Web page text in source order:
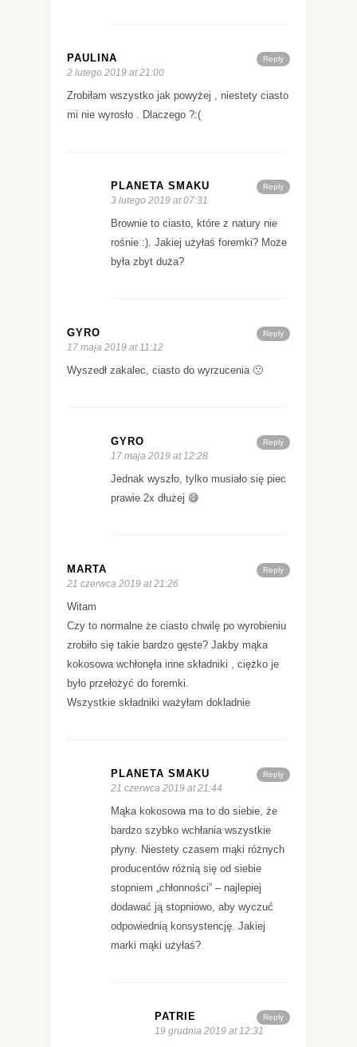
Reply
PAULINA
2 lutego 2019 at 21:00
Zrobiłam wszystko jak powyżej , niestety ciasto
mi nie wyrosło . Dlaczego ?:(
Reply
PLANETA SMAKU
3 lutego 2019 at 07:31
Brownie to ciasto, które z natury nie
rośnie :). Jakiej użyłaś foremki? Może
była zbyt duża?
Reply
GYRO
17 maja 2019 at 11:12
Wyszedł zakalec, ciasto do wyrzucenia 🙁
Reply
GYRO
17 maja 2019 at 12:28
Jednak wyszło, tylko musiało się piec
prawie 2x dłużej 😅
Reply
MARTA
21 czerwca 2019 at 21:26
Witam
Czy to normalne że ciasto chwilę po wyrobieniu
zrobiło się takie bardzo gęste? Jakby mąka
kokosowa wchłonęła inne składniki , ciężko je
było przełożyć do foremki.
Wszystkie składniki ważyłam dokladnie
Reply
PLANETA SMAKU
21 czerwca 2019 at 21:44
Mąka kokosowa ma to do siebie, że
bardzo szybko wchłania wszystkie
płyny. Niestety czasem mąki różnych
producentów różnią się od siebie
stopniem „chłonności” – najlepiej
dodawać ją stopniowo, aby wyczuć
odpowiednią konsystencję. Jakiej
marki mąki użyłaś?
Reply
PATRIE
19 grudnia 2019 at 12:31